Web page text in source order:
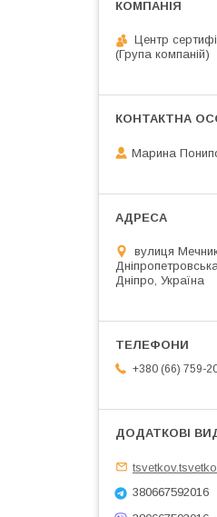
Центр
(Група компаній)
Марина
вулиця
Дніпро, Україна
+380 (66) 759-
380667592016